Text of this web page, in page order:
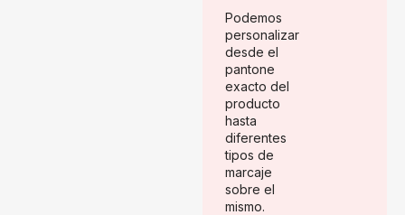
Podemos
personalizar
desde el
pantone
exacto del
producto
hasta
diferentes
tipos de
marcaje
sobre el
mismo.